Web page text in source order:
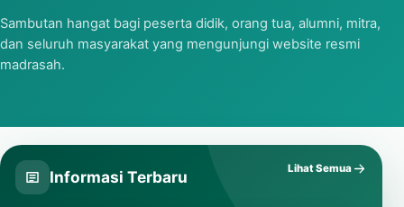
Sambutan hangat bagi peserta didik, orang tua, alumni, mitra,
dan seluruh masyarakat yang mengunjungi website resmi
madrasah.
Informasi Terbaru Lihat Semua